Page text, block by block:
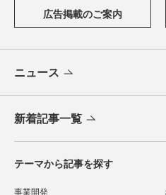
広告掲載のご案内
ニュース
新着記事一覧
テーマから記事を探す
事業開発